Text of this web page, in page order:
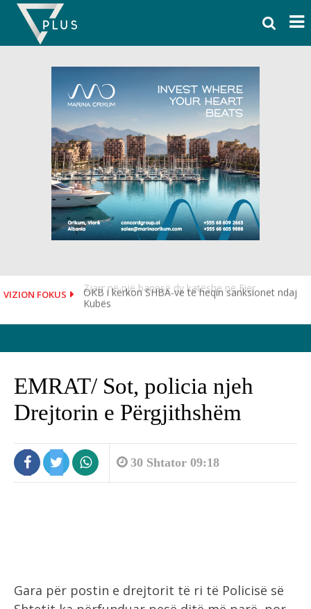
Skip
content
VIZION FOKUS
OKB i kërkon SHBA-ve të heqin sanksionet ndaj
Kubës
EMRAT/ Sot, policia njeh
Drejtorin e Përgjithshëm
30 Shtator 09:18
Gara për postin e drejtorit të ri të Policisë së